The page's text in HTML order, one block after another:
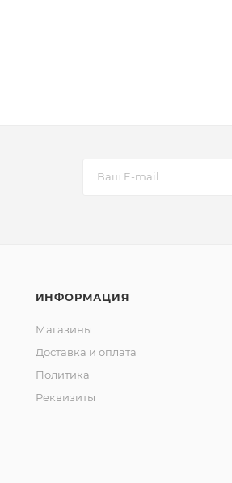
ИНФОРМАЦИЯ
Магазины
Доставка и оплата
Политика
Реквизиты